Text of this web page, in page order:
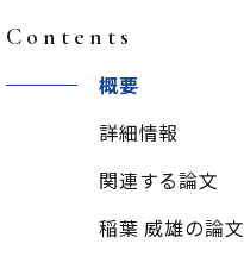
Contents
概要
詳細情報
関連する論文
稲葉 威雄の論文